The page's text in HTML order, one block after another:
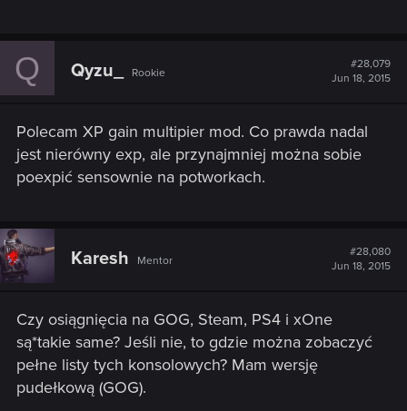
Q Qyzu_ Rookie
#28,079
Jun 18, 2015
Polecam XP gain multipier mod. Co prawda nadal
jest nierówny exp, ale przynajmniej można sobie
poexpić sensownie na potworkach.
Karesh Mentor
#28,080
Jun 18, 2015
Czy osiągnięcia na GOG, Steam, PS4 i xOne
są*takie same? Jeśli nie, to gdzie można zobaczyć
pełne listy tych konsolowych? Mam wersję
pudełkową (GOG).